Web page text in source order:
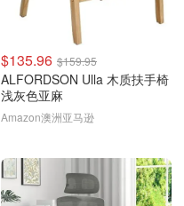
$135.96 $159.95
ALFORDSON Ulla 木质扶手椅
浅灰色亚麻
Amazon澳洲亚马逊